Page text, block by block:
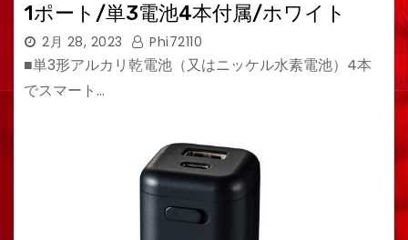
1ポート/単3電池4本付属/ホワイト
2月 28, 2023 Phi72110
■単3形アルカリ乾電池（又はニッケル水素電池）4本
でスマート…